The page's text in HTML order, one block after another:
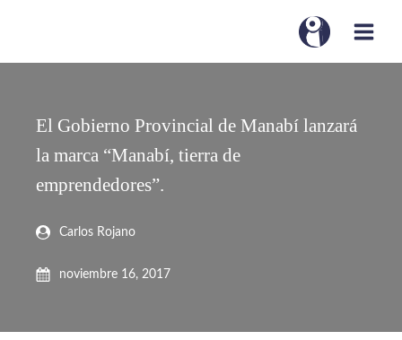
El Gobierno Provincial de Manabí lanzará
la marca “Manabí, tierra de
emprendedores”.
Carlos Rojano
noviembre 16, 2017